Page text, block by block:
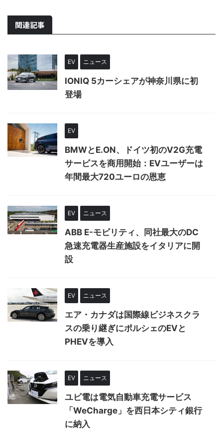
関連記事
EV ニュース
IONIQ 5カーシェアが神奈川県に初
登場
EV
BMWとE.ON、ドイツ初のV2G充電
サービスを商用開始：EVユーザーは
年間最大720ユーロの恩恵
EV ニュース
ABB E-モビリティ、同社最大のDC
急速充電器生産施設をイタリアに開
設
EV ニュース
エア・カナダは国際線ビジネスクラ
スの乗り継ぎにポルシェのEVと
PHEVを導入
EV ニュース
ユビ電は電気自動車充電サービス
「WeCharge」を西日本シティ銀行
に納入